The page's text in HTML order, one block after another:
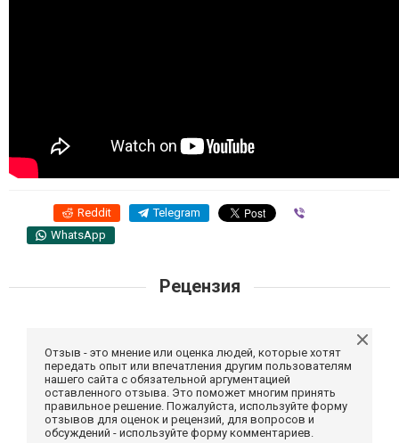
Reddit Telegram
WhatsApp
Рецензия
Отзыв - это мнение или оценка людей, которые хотят
передать опыт или впечатления другим пользователям
нашего сайта с обязательной аргументацией
оставленного отзыва. Это поможет многим принять
правильное решение. Пожалуйста, используйте форму
отзывов для оценок и рецензий, для вопросов и
обсуждений - используйте форму комментариев.